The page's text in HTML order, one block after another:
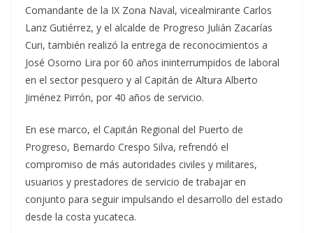
Comandante de la IX Zona Naval, vicealmirante Carlos
Lanz Gutiérrez, y el alcalde de Progreso Julián Zacarías
Curi, también realizó la entrega de reconocimientos a
José Osorno Lira por 60 años ininterrumpidos de laboral
en el sector pesquero y al Capitán de Altura Alberto
Jiménez Pirrón, por 40 años de servicio.
En ese marco, el Capitán Regional del Puerto de
Progreso, Bernardo Crespo Silva, refrendó el
compromiso de más autoridades civiles y militares,
usuarios y prestadores de servicio de trabajar en
conjunto para seguir impulsando el desarrollo del estado
desde la costa yucateca.